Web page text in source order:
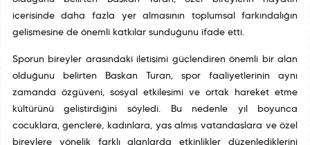
içerisinde daha fazla yer almasının toplumsal farkındalığın
gelişmesine de önemli katkılar sunduğunu ifade etti.
Sporun bireyler arasındaki iletişimi güçlendiren önemli bir alan
olduğunu belirten Başkan Turan, spor faaliyetlerinin aynı
zamanda özgüveni, sosyal etkileşimi ve ortak hareket etme
kültürünü geliştirdiğini söyledi. Bu nedenle yıl boyunca
çocuklara, gençlere, kadınlara, yaş almış vatandaşlara ve özel
bireylere yönelik farklı alanlarda etkinlikler düzenlediklerini